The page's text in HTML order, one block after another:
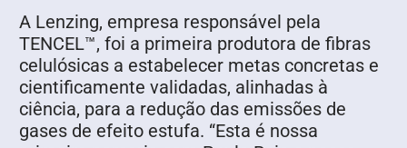
A Lenzing, empresa responsável pela
TENCEL™, foi a primeira produtora de fibras
celulósicas a estabelecer metas concretas e
cientificamente validadas, alinhadas à
ciência, para a redução das emissões de
gases de efeito estufa. “Esta é nossa